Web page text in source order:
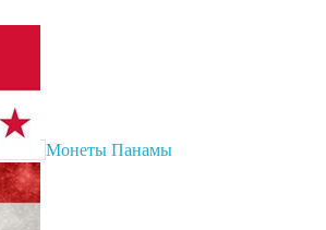
Монеты Панамы